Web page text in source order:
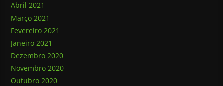
Abril 2021
Março 2021
Fevereiro 2021
Janeiro 2021
Dezembro 2020
Novembro 2020
Outubro 2020